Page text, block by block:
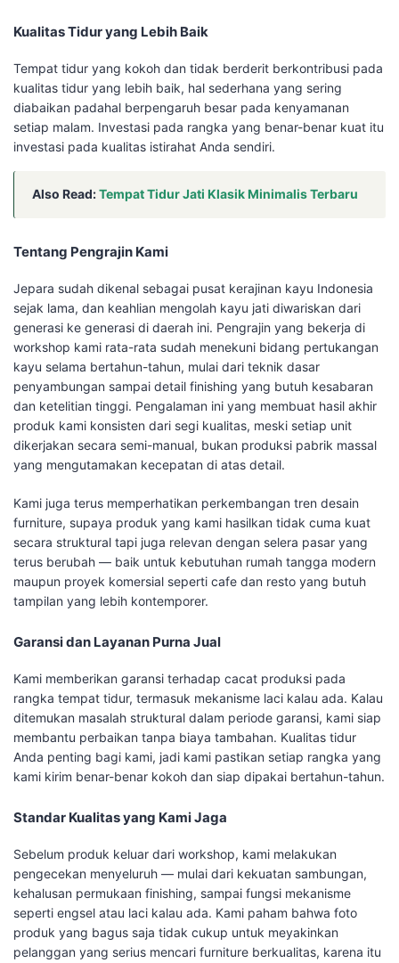
Kualitas Tidur yang Lebih Baik
Tempat tidur yang kokoh dan tidak berderit berkontribusi pada
kualitas tidur yang lebih baik, hal sederhana yang sering
diabaikan padahal berpengaruh besar pada kenyamanan
setiap malam. Investasi pada rangka yang benar-benar kuat itu
investasi pada kualitas istirahat Anda sendiri.
Also Read:Tempat Tidur Jati Klasik Minimalis Terbaru
Tentang Pengrajin Kami
Jepara sudah dikenal sebagai pusat kerajinan kayu Indonesia
sejak lama, dan keahlian mengolah kayu jati diwariskan dari
generasi ke generasi di daerah ini. Pengrajin yang bekerja di
workshop kami rata-rata sudah menekuni bidang pertukangan
kayu selama bertahun-tahun, mulai dari teknik dasar
penyambungan sampai detail finishing yang butuh kesabaran
dan ketelitian tinggi. Pengalaman ini yang membuat hasil akhir
produk kami konsisten dari segi kualitas, meski setiap unit
dikerjakan secara semi-manual, bukan produksi pabrik massal
yang mengutamakan kecepatan di atas detail.
Kami juga terus memperhatikan perkembangan tren desain
furniture, supaya produk yang kami hasilkan tidak cuma kuat
secara struktural tapi juga relevan dengan selera pasar yang
terus berubah — baik untuk kebutuhan rumah tangga modern
maupun proyek komersial seperti cafe dan resto yang butuh
tampilan yang lebih kontemporer.
Garansi dan Layanan Purna Jual
Kami memberikan garansi terhadap cacat produksi pada
rangka tempat tidur, termasuk mekanisme laci kalau ada. Kalau
ditemukan masalah struktural dalam periode garansi, kami siap
membantu perbaikan tanpa biaya tambahan. Kualitas tidur
Anda penting bagi kami, jadi kami pastikan setiap rangka yang
kami kirim benar-benar kokoh dan siap dipakai bertahun-tahun.
Standar Kualitas yang Kami Jaga
Sebelum produk keluar dari workshop, kami melakukan
pengecekan menyeluruh — mulai dari kekuatan sambungan,
kehalusan permukaan finishing, sampai fungsi mekanisme
seperti engsel atau laci kalau ada. Kami paham bahwa foto
produk yang bagus saja tidak cukup untuk meyakinkan
pelanggan yang serius mencari furniture berkualitas, karena itu